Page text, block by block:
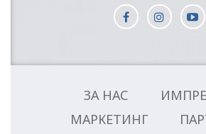
ЗА НАС
МАРКЕТИНГ